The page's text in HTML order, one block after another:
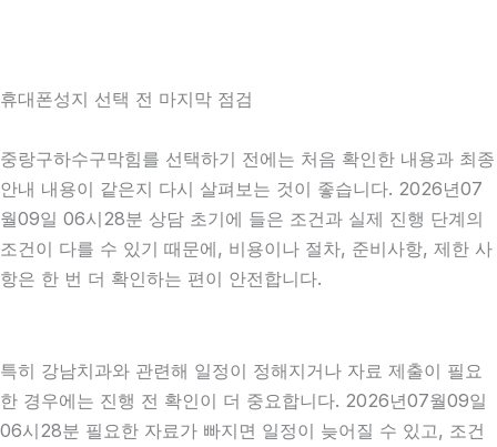
휴대폰성지 선택 전 마지막 점검
중랑구하수구막힘를 선택하기 전에는 처음 확인한 내용과 최종
안내 내용이 같은지 다시 살펴보는 것이 좋습니다. 2026년07
월09일 06시28분 상담 초기에 들은 조건과 실제 진행 단계의
조건이 다를 수 있기 때문에, 비용이나 절차, 준비사항, 제한 사
항은 한 번 더 확인하는 편이 안전합니다.
특히 강남치과와 관련해 일정이 정해지거나 자료 제출이 필요
한 경우에는 진행 전 확인이 더 중요합니다. 2026년07월09일
06시28분 필요한 자료가 빠지면 일정이 늦어질 수 있고, 조건